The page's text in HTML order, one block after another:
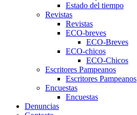
Estado del tiempo
Revistas
Revistas
ECO-breves
ECO-Breves
ECO-chicos
ECO-Chicos
Escritores Pampeanos
Escritores Pampeanos
Encuestas
Encuestas
Denuncias